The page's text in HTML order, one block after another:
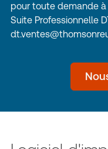
pour toute demande
Suite Professionnelle